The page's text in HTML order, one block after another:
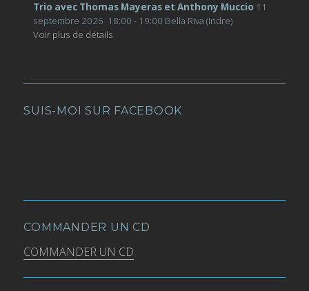
Trio avec Thomas Mayeras et Anthony Muccio 11
septembre 2026 18:00 - 19:00 Bella Riva (Indre)
Voir plus de détails
SUIS-MOI SUR FACEBOOK
COMMANDER UN CD
COMMANDER UN CD